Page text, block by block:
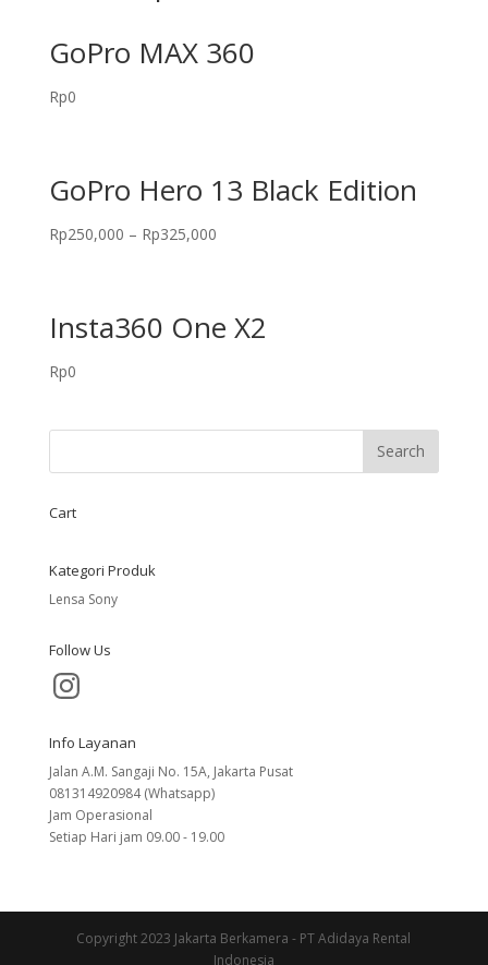
GoPro MAX 360
Rp0
GoPro Hero 13 Black Edition
Rp250,000 – Rp325,000
Insta360 One X2
Rp0
Cart
Kategori Produk
Lensa Sony
Follow Us
Instagram
Info Layanan
Jalan A.M. Sangaji No. 15A, Jakarta Pusat
081314920984 (Whatsapp)
Jam Operasional
Setiap Hari jam 09.00 - 19.00
Copyright 2023 Jakarta Berkamera - PT Adidaya Rental
Indonesia